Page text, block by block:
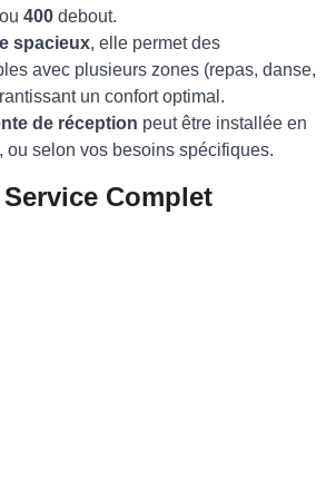
400 debout.
spacieux, elle permet des
avec plusieurs zones (repas, danse,
un confort optimal.
de réception peut être installée en
ou selon vos besoins spécifiques.
Complet